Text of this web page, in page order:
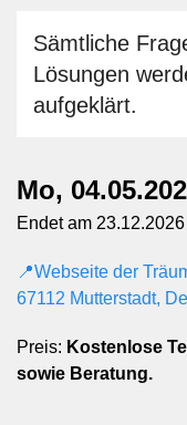
Sämtliche
Lösungen
aufgeklärt.
Mo,
Endet am
📍Webseite der
67112 Mutterstadt,
Preis: Kostenlose
sowie Beratung.